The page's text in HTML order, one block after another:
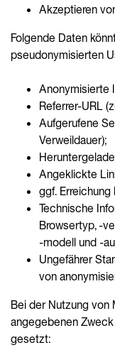
Akzeptieren
Folgende Daten
pseudonymisierten
Anonymisierte
Referrer-URL
Aufgerufene
Verweildauer);
Angeklickte
ggf.
Technische
Browsertyp, -
-modell und -
Ungefährer
von
Bei der Nutzung
angegebenen
gesetzt: